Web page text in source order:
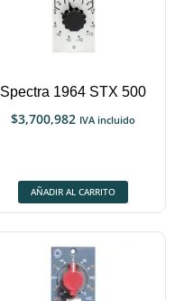
Spectra 1964 STX 500
$3,700,982 IVA incluido
AÑADIR AL CARRITO